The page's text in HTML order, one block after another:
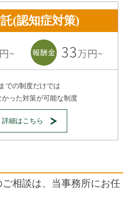
(認知症対策)
での制度だけでは
かった対策が可能な制度
詳細はこちら
相談は、当事務所にお任